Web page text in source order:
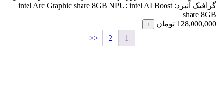
گرافیک آنبرد:
intel Arc Graphic share 8GB NPU: intel AI Boost
share 8GB
128,000,000 تومان +
1
2
<<